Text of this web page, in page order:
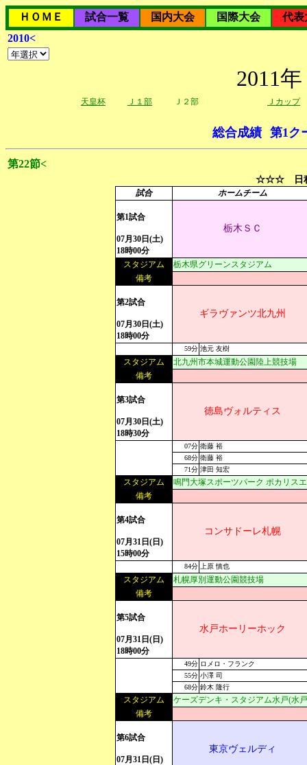
ＨＯＭＥ 試合一覧 国内大会 国際大会
代表
2010<
2011
天皇杯 Ｊ１部 Ｊ２部 Ｊカップ
総合成績 第1ク
第22節<
☆☆☆ 日
試合 ホームチーム
第1試合
07月30日(土)
18時00分
栃木ＳＣ
スタジアム
栃木県グリーンスタジアム
備考
第2試合
07月30日(土)
18時00分
ギラヴァンツ北九州
59分 池元 友樹
スタジアム
北九州市本城運動公園陸上競技場
備考
第3試合
07月30日(土)
18時30分
徳島ヴォルティス
07分 衛藤 裕
68分 衛藤 裕
71分 津田 知宏
スタジアム
鳴門大塚スポーツパーク ポカリス
備考
第4試合
07月31日(日)
15時00分
コンサドーレ札幌
84分 上原 慎也
スタジアム
札幌厚別運動公園競技場
備考
第5試合
07月31日(日)
18時00分
水戸ホーリーホック
49分 ロメロ・フランク
55分 小澤 司
68分 鈴木 隆行
スタジアム
ケーズデンキ・スタジアム水戸(水
備考
第6試合
07月31日(日)
東京ヴェルディ